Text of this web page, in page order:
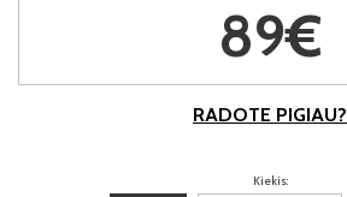
89€
RADOTE PIGIAU?
Kiekis: